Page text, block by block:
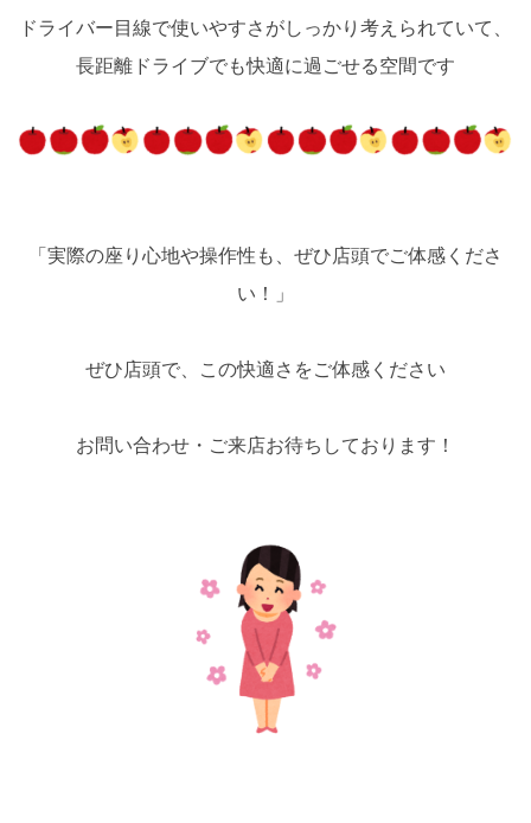
ドライバー目線で使いやすさがしっかり考えられていて、
長距離ドライブでも快適に過ごせる空間です
「実際の座り心地や操作性も、ぜひ店頭でご体感くださ
い！」
ぜひ店頭で、この快適さをご体感ください
お問い合わせ・ご来店お待ちしております！